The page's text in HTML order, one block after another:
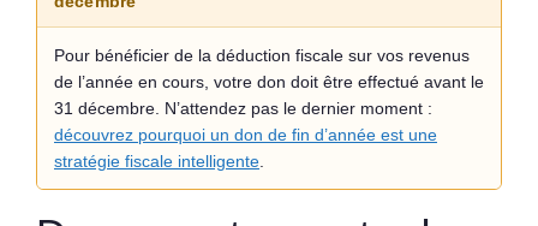
Pour bénéficier de la déduction fiscale sur vos revenus
de l’année en cours, votre don doit être effectué avant le
31 décembre. N’attendez pas le dernier moment :
découvrez pourquoi un don de fin d’année est une
stratégie fiscale intelligente